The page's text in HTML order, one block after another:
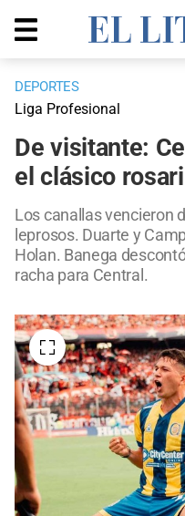
DEPORTES
Liga Profesional
De visitante:
el clásico
Los canallas vencieron
leprosos. Duarte y
Holan. Banega
racha para Central.